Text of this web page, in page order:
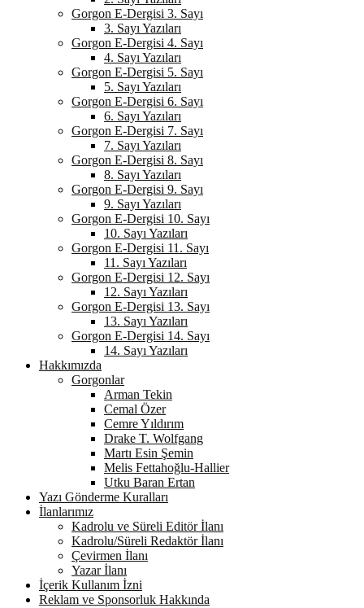
Gorgon E-Dergisi 3. Sayı
3. Sayı Yazıları
Gorgon E-Dergisi 4. Sayı
4. Sayı Yazıları
Gorgon E-Dergisi 5. Sayı
5. Sayı Yazıları
Gorgon E-Dergisi 6. Sayı
6. Sayı Yazıları
Gorgon E-Dergisi 7. Sayı
7. Sayı Yazıları
Gorgon E-Dergisi 8. Sayı
8. Sayı Yazıları
Gorgon E-Dergisi 9. Sayı
9. Sayı Yazıları
Gorgon E-Dergisi 10. Sayı
10. Sayı Yazıları
Gorgon E-Dergisi 11. Sayı
11. Sayı Yazıları
Gorgon E-Dergisi 12. Sayı
12. Sayı Yazıları
Gorgon E-Dergisi 13. Sayı
13. Sayı Yazıları
Gorgon E-Dergisi 14. Sayı
14. Sayı Yazıları
Hakkımızda
Gorgonlar
Arman Tekin
Cemal Özer
Cemre Yıldırım
Drake T. Wolfgang
Martı Esin Şemin
Melis Fettahoğlu-Hallier
Utku Baran Ertan
Yazı Gönderme Kuralları
İlanlarımız
Kadrolu ve Süreli Editör İlanı
Kadrolu/Süreli Redaktör İlanı
Çevirmen İlanı
Yazar İlanı
İçerik Kullanım İzni
Reklam ve Sponsorluk Hakkında